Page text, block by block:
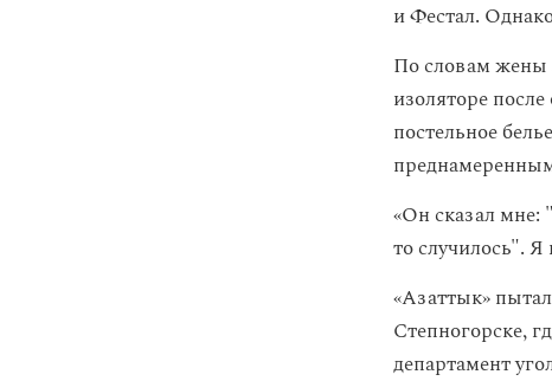
и Фестал.
По словам жены
изоляторе
постельное
«Он сказал мне:
то случилось".
«Азаттык»
Степногорске,
департамент